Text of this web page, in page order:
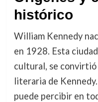
histórico
William Kennedy
en 1928. Esta
cultural, se
literaria de
puede percibir en